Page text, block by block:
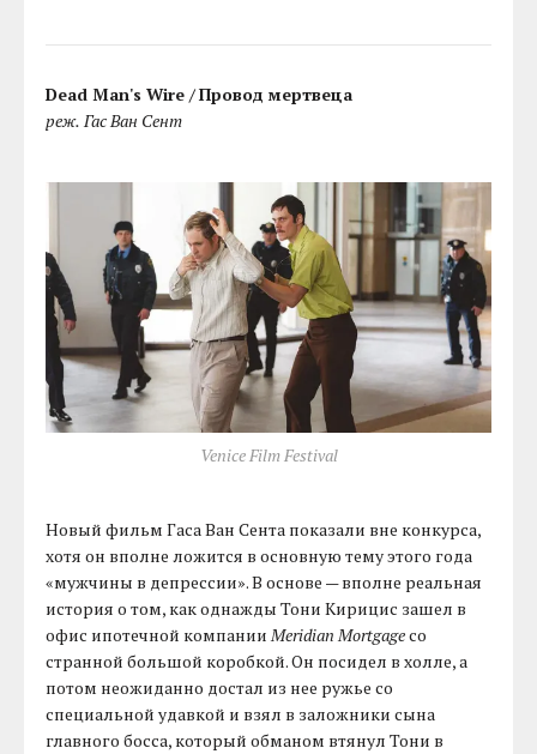
Dead Man's Wire /Провод мертвеца
реж. Гас Ван Сент
Venice Film Festival
Новый фильм Гаса Ван Сента показали вне конкурса,
хотя он вполне ложится в основную тему этого года
«мужчины в депрессии». В основе — вполне реальная
история о том, как однажды Тони Кирицис зашел в
офис ипотечной компанииMeridian Mortgageсо
странной большой коробкой. Он посидел в холле, а
потом неожиданно достал из нее ружье со
специальной удавкой и взял в заложники сына
главного босса, который обманом втянул Тони в